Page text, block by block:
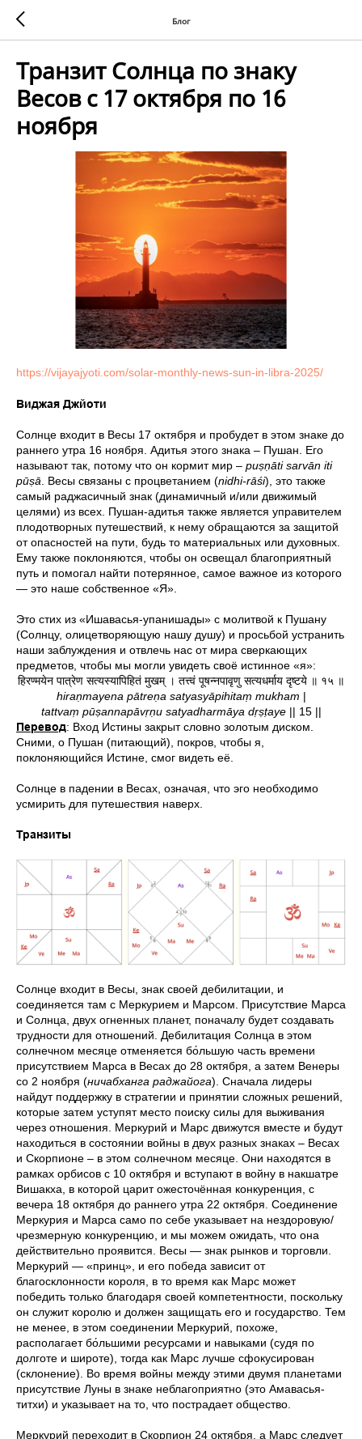
Блог
Транзит Солнца по знаку
Весов с 17 октября по 16
ноября
https://vijayajyoti.com/solar-monthly-news-sun-in-libra-2025/
Виджая Джйоти
Солнце входит в Весы 17 октября и пробудет в этом знаке до
раннего утра 16 ноября. Адитья этого знака – Пушан. Его
называют так, потому что он кормит мир – puṣṇāti sarvān iti
pūṣā . Весы связаны с процветанием (nidhi-rāśi), это также
самый раджасичный знак (динамичный и/или движимый
целями) из всех. Пушан-адитья также является управителем
плодотворных путешествий, к нему обращаются за защитой
от опасностей на пути, будь то материальных или духовных.
Ему также поклоняются, чтобы он освещал благоприятный
путь и помогал найти потерянное, самое важное из которого
— это наше собственное «Я».
Это стих из «Ишавасья-упанишады» с молитвой к Пушану
(Солнцу, олицетворяющую нашу душу) и просьбой устранить
наши заблуждения и отвлечь нас от мира сверкающих
предметов, чтобы мы могли увидеть своё истинное «я»:
हिरण्मयेन पात्रेण सत्यस्यापिहितं मुखम् । तत्त्वं पूषन्नपावृणु सत्यधर्माय दृष्टये ॥ १५ ॥
hiraṇmayena pātreṇa satyasyāpihitaṃ mukham |
tattvaṃ pūṣannapāvṛṇu satyadharmāya dṛṣṭaye|| 15 ||
Перевод: Вход Истины закрыт словно золотым диском.
Сними, о Пушан (питающий), покров, чтобы я,
поклоняющийся Истине, смог видеть её.
Солнце в падении в Весах, означая, что эго необходимо
усмирить для путешествия наверх.
Транзиты
Солнце входит в Весы, знак своей дебилитации, и
соединяется там с Меркурием и Марсом. Присутствие Марса
и Солнца, двух огненных планет, поначалу будет создавать
трудности для отношений. Дебилитация Солнца в этом
солнечном месяце отменяется бо́льшую часть времени
присутствием Марса в Весах до 28 октября, а затем Венеры
со 2 ноября (ничабханга раджайога). Сначала лидеры
найдут поддержку в стратегии и принятии сложных решений,
которые затем уступят место поиску силы для выживания
через отношения. Меркурий и Марс движутся вместе и будут
находиться в состоянии войны в двух разных знаках – Весах
и Скорпионе – в этом солнечном месяце. Они находятся в
рамках орбисов с 10 октября и вступают в войну в накшатре
Вишакха, в которой царит ожесточённая конкуренция, с
вечера 18 октября до раннего утра 22 октября. Соединение
Меркурия и Марса само по себе указывает на нездоровую/
чрезмерную конкуренцию, и мы можем ожидать, что она
действительно проявится. Весы — знак рынков и торговли.
Меркурий — «принц», и его победа зависит от
благосклонности короля, в то время как Марс может
победить только благодаря своей компетентности, поскольку
он служит королю и должен защищать его и государство. Тем
не менее, в этом соединении Меркурий, похоже,
располагает бо́льшими ресурсами и навыками (судя по
долготе и широте), тогда как Марс лучше сфокусирован
(склонение). Во время войны между этими двумя планетами
присутствие Луны в знаке неблагоприятно (это Амавасья-
титхи) и указывает на то, что пострадает общество.
Меркурий переходит в Скорпион 24 октября, а Марс следует